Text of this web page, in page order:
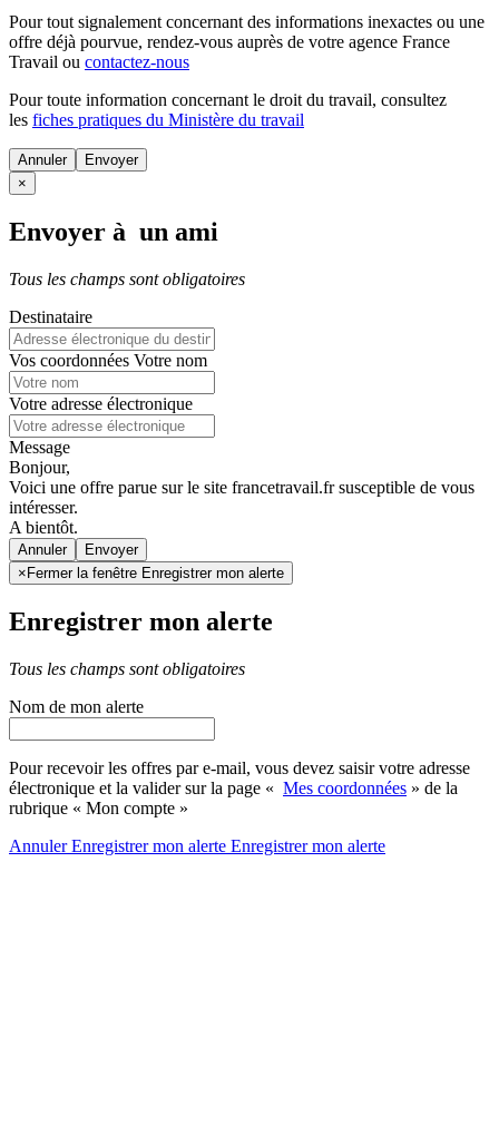
Pour tout signalement concernant des informations inexactes ou une
offre déjà pourvue, rendez-vous auprès de votre agence France
Travail ou contactez-nous
Pour toute information concernant le droit du travail, consultez
les fiches pratiques du Ministère du travail
Annuler
×
Envoyer à un ami
Tous les champs sont obligatoires
Destinataire
Vos coordonnées Votre nom
Votre adresse électronique
Message
Bonjour,
Voici une offre parue sur le site francetravail.fr susceptible de vous
intéresser.
A bientôt.
Annuler
× Fermer la fenêtre Enregistrer mon alerte
Enregistrer mon alerte
Tous les champs sont obligatoires
Nom de mon alerte
Pour recevoir les offres par e-mail, vous devez saisir votre adresse
électronique et la valider sur la page « Mes coordonnées » de la
rubrique « Mon compte »
AnnulerEnregistrer mon alerte Enregistrermon alerte